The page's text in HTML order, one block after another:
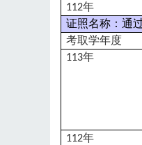
112年
证照名称：通
考取学年度
113年
112年